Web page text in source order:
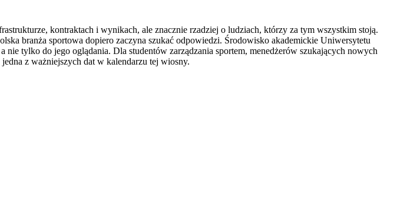
kontraktach i wynikach, ale znacznie rzadziej o ludziach, którzy za tym wszystkim stoją.
branża sportowa dopiero zaczyna szukać odpowiedzi. Środowisko akademickie Uniwersytetu
tylko do jego oglądania. Dla studentów zarządzania sportem, menedżerów szukających nowych
z ważniejszych dat w kalendarzu tej wiosny.